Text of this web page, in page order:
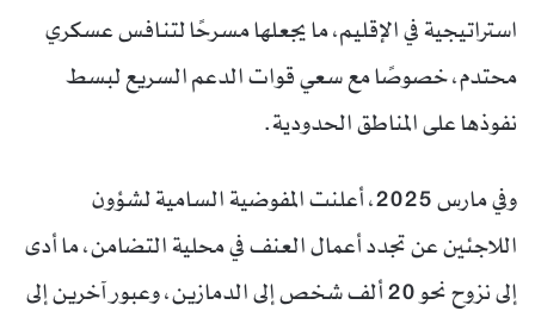
استراتيجية في الإقليم، ما يجعلها مسرحًا لتنافس عسكري
محتدم، خصوصًا مع سعي قوات الدعم السريع لبسط
نفوذها على المناطق الحدودية.
وفي مارس 2025، أعلنت المفوضية السامية لشؤون
اللاجئين عن تجدد أعمال العنف في محلية التضامن، ما أدى
إلى نزوح نحو 20 ألف شخص إلى الدمازين، وعبور آخرين إلى